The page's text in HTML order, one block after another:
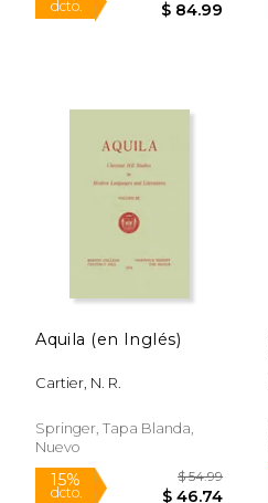
50%
dcto. $ 117.52
Aquila (en Inglés)
Cartier, N. R.
Springer, Tapa Blanda,
Nuevo